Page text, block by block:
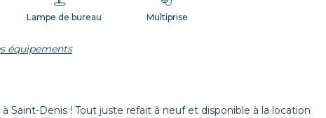
Lampe de bureau Multiprise
équipements
Denis ! Tout juste refait à neuf et disponible à la location